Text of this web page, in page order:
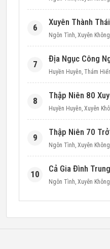
6
Xuyên Thành
Ngôn Tình, Xuyên Không
7
Địa Ngục Công
Huyền Huyễn, Thám
8
Thập Niên 80
Huyền Huyễn, Xuyên
9
Ngôn Tình, Xuyên Không
10
Ngôn Tình, Xuyên Không